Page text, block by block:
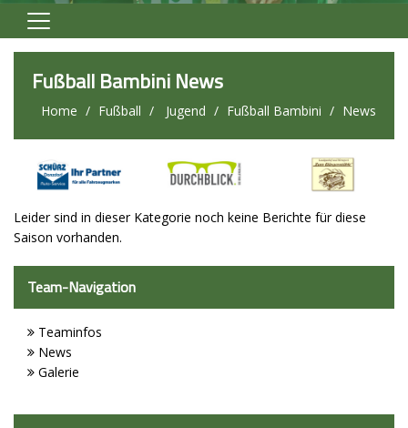
Home
Volleyball
Tennis
Sport - Kids
Sport - Frauen
Sport - Mixed
Sport - Männer
Fußball Bambini News
Home Fußball Jugend Fußball Bambini News
Leider sind in dieser Kategorie noch keine Berichte für diese
Saison vorhanden.
Team-Navigation
Teaminfos
News
Galerie